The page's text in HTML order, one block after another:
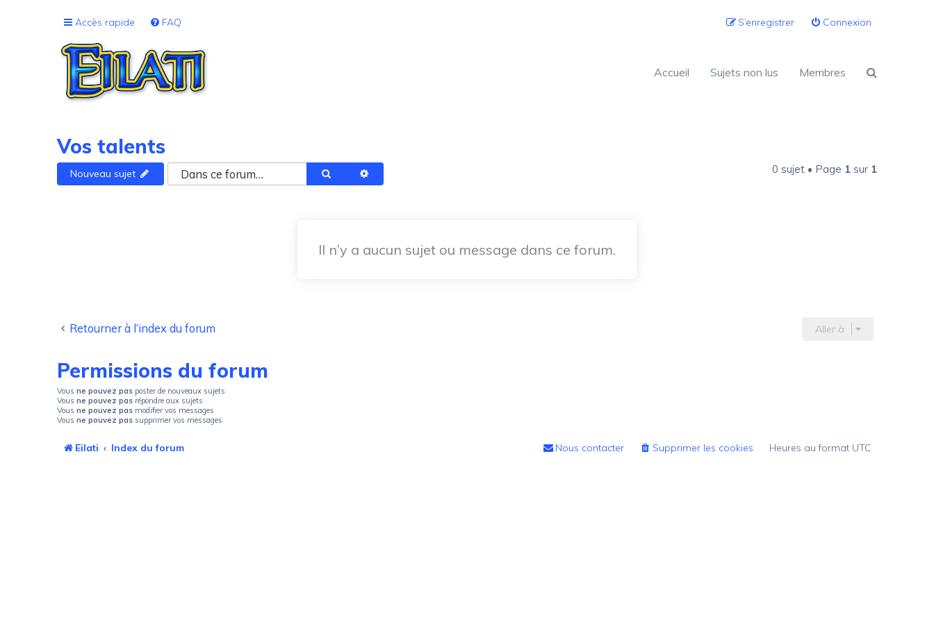
Accès rapide FAQ Connexion
S’enregistrer
Accueil Sujets non lus Membres
Vos talents
Nouveau sujet Rechercher 0 sujet • Page 1sur 1
Il n’y a aucun sujet ou message dans ce forum.
Retourner à l’index du forum Aller à
Permissions du forum
Vousne pouvez pas poster de nouveaux sujets
Vousne pouvez pas répondre aux sujets
Vousne pouvez pas modifier vos messages
Vousne pouvez pas supprimer vos messages
Eilati Index du forum Heures au format UTC
Supprimer les cookies
Nous contacter